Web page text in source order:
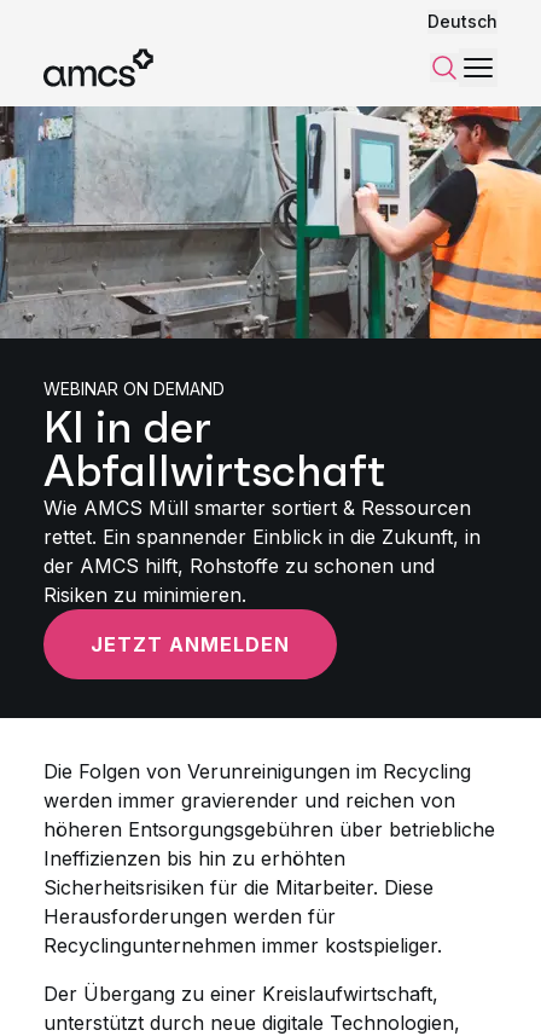
Deutsch
Suchen
Menü
WEBINAR ON DEMAND
KI in der
Abfallwirtschaft
Wie AMCS Müll smarter sortiert & Ressourcen
rettet. Ein spannender Einblick in die Zukunft, in
der AMCS hilft, Rohstoffe zu schonen und
Risiken zu minimieren.
JETZT ANMELDEN
Die Folgen von Verunreinigungen im Recycling
werden immer gravierender und reichen von
höheren Entsorgungsgebühren über betriebliche
Ineffizienzen bis hin zu erhöhten
Sicherheitsrisiken für die Mitarbeiter. Diese
Herausforderungen werden für
Recyclingunternehmen immer kostspieliger.
Der Übergang zu einer Kreislaufwirtschaft,
unterstützt durch neue digitale Technologien,